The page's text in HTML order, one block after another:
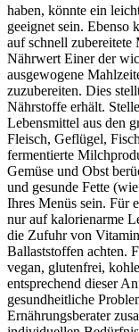
haben, könnte ein
geeignet sein. Ebenso
auf schnell
Nährwert Einer der
ausgewogene
zuzubereiten. Dies
Nährstoffe erhält.
Lebensmittel aus den
Fleisch, Geflügel,
fermentierte
Gemüse und Obst
und gesunde Fette
Ihres Menüs sein. Für
nur auf kalorienarme
die Zufuhr von
Ballaststoffen achten.
vegan, glutenfrei,
entsprechend dieser
gesundheitliche
Ernährungsberater